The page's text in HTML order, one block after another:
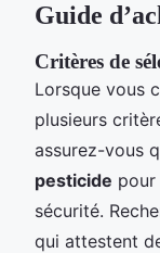
Guide
Critères de
Lorsque vous
plusieurs
assurez-vous
pesticide
sécurité.
qui attestent